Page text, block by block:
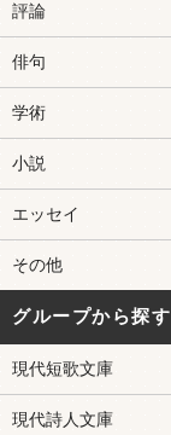
評論
俳句
学術
小説
エッセイ
その他
グループから探す
現代短歌文庫
現代詩人文庫